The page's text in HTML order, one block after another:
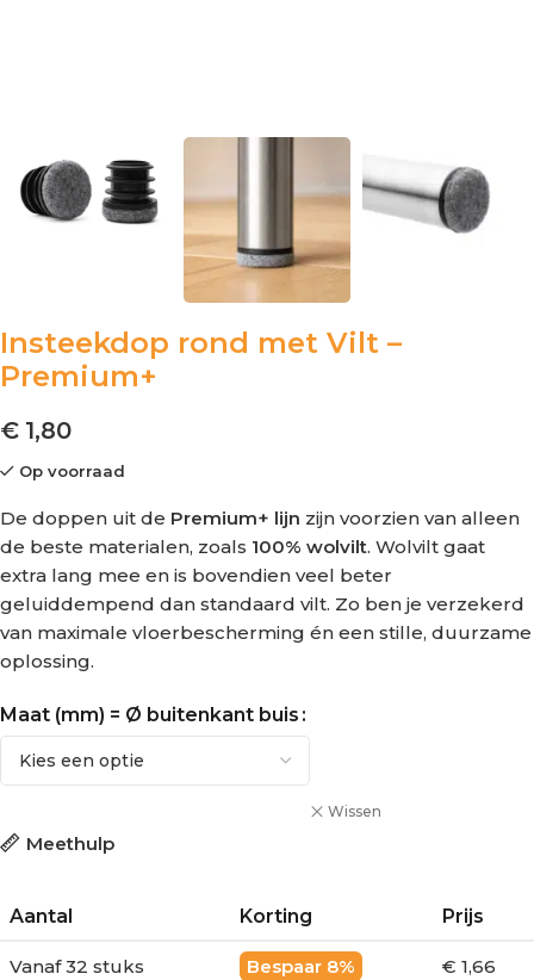
Insteekdop rond met Vilt –
Premium+
€ 1,80
Op voorraad
De doppen uit de Premium+ lijn zijn voorzien van alleen
de beste materialen, zoals 100% wolvilt. Wolvilt gaat
extra lang mee en is bovendien veel beter
geluiddempend dan standaard vilt. Zo ben je verzekerd
van maximale vloerbescherming én een stille, duurzame
oplossing.
Maat (mm) = Ø buitenkant buis
Wissen
Meethulp
Aantal Korting Prijs
Vanaf 32 stuks 8% € 1,66